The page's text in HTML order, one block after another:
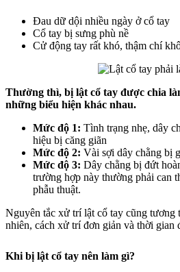
Đau dữ dội nhiều ngày ở cổ tay
Cổ tay bị sưng phù nề
Cử động tay rất khó, thậm chí
Thường thì, bị lật cổ tay được chia
những biểu hiện khác nhau.
Mức độ 1: Tình trạng nhẹ, dây
hiệu bị căng giãn
Mức độ 2: Vài sợi dây chằng bị
Mức độ 3: Dây chằng bị đứt
trường hợp này thường phải can
phẫu thuật.
Nguyên tắc xử trí lật cổ tay cũng
nhiên, cách xử trí đơn giản và thời gian
Khi bị lật cổ tay nên làm gì?